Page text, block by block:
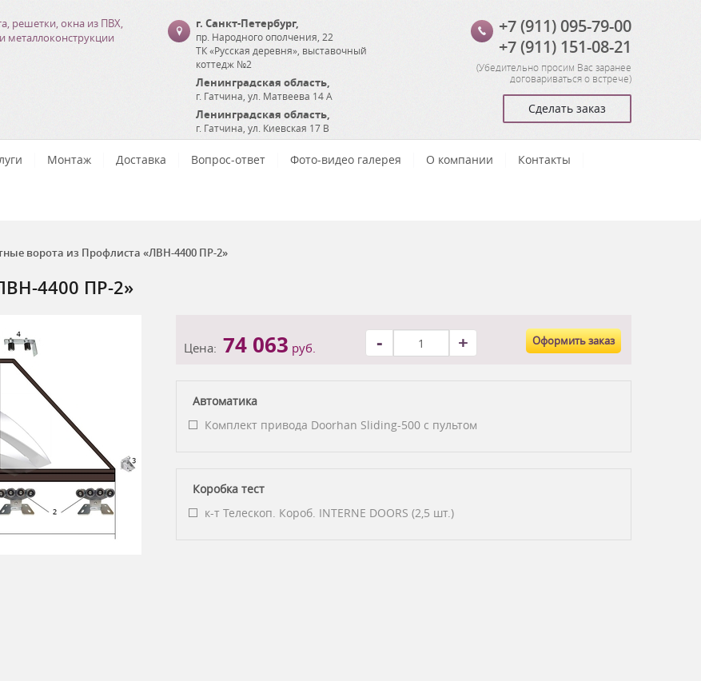
решетки, окна из ПВХ,
металлоконструкции
г. Санкт-Петербург,
пр. Народного ополчения, 22
ТК «Русская деревня», выставочный
коттедж №2
Ленинградская область,
г. Гатчина ул. Матвеева 14 А
Ленинградская область,
г. Гатчина ул. Киевская 17 В
+7 (911) 095-79-00
+7 (911) 151-08-21
(Убедительно просим Вас заранее
договариваться о встрече)
Сделать заказ
Монтаж Доставка Вопрос-ответ Фото-видео галерея О компании Контакты
ворота из Профлиста «ЛВН-4400 ПР-2»
4400 ПР-2»
Цена: 74 063 руб. - + Оформить заказ
Автоматика
Комплект привода Doorhan Sliding-500 с пультом
Коробка тест
к-т Телескоп. Короб. INTERNE DOORS (2,5 шт.)